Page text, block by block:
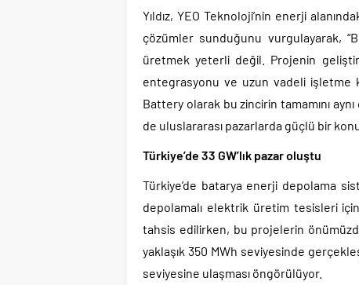
Yıldız, YEO Teknoloji’nin enerji
çözümler sunduğunu vurgulayarak,
üretmek yeterli değil. Projenin
entegrasyonu ve uzun vadeli işletme
Battery olarak bu zincirin tamamını
de uluslararası pazarlarda güçlü bir
Türkiye’de 33 GW’lık pazar oluştu
Türkiye’de batarya enerji depolama
depolamalı elektrik üretim tesisleri
tahsis edilirken, bu projelerin
yaklaşık 350 MWh seviyesinde
seviyesine ulaşması öngörülüyor.